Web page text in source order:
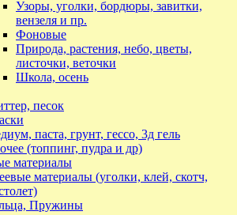
Узоры, уголки, бордюры, завитки,
вензеля и пр.
Фоновые
Природа, растения, небо, цветы,
листочки, веточки
Школа, осень
песок
паста, грунт, гессо, 3д гель
(топпинг, пудра и др)
материалы
материалы (уголки, клей, скотч,
Пружины